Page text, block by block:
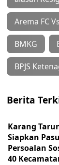
Arema FC
BMKG
BPJS
Berita
Karang
Siapkan
Persoalan
40